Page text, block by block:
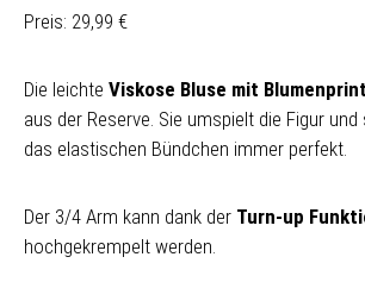
Preis: 29,99 €
Die leichte Viskose Bluse mit Blumenprint
aus der Reserve. Sie umspielt die Figur
das elastischen Bündchen immer perfekt.
Der 3/4 Arm kann dank der Turn-up
hochgekrempelt werden.